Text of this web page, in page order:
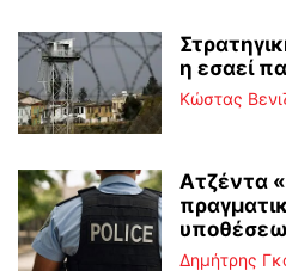
η εσαεί
Κώστας
Ατζέντα
Δημήτρης